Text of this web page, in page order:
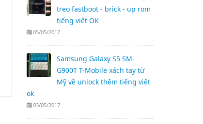
treo fastboot - brick - up rom
tiếng việt OK
05/05/2017
Samsung Galaxy S5 SM-
G900T T-Mobile xách tay từ
Mỹ về unlock thêm tiếng việt
ok
03/05/2017